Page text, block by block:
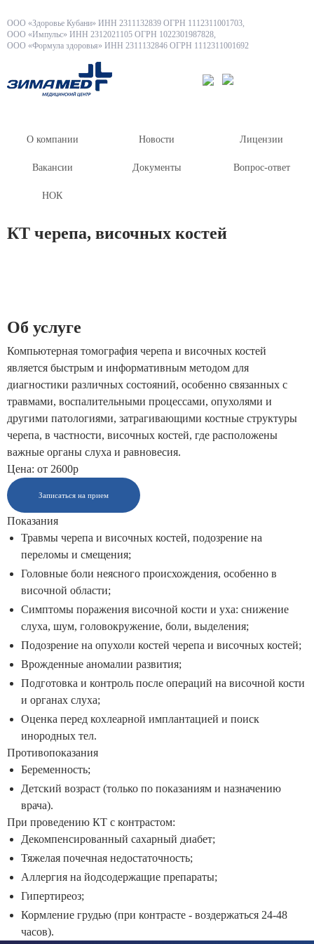
ООО «Здоровье Кубани» ИНН 2311132839 ОГРН 1112311001703,
ООО «Импульс» ИНН 2312021105 ОГРН 1022301987828,
ООО «Формула здоровья» ИНН 2311132846 ОГРН 1112311001692
О компании Новости Лицензии
Вакансии Документы Вопрос-ответ
НОК
КТ черепа, височных костей
Об услуге
Компьютерная томография черепа и височных костей
является быстрым и информативным методом для
диагностики различных состояний, особенно связанных с
травмами, воспалительными процессами, опухолями и
другими патологиями, затрагивающими костные структуры
черепа, в частности, височных костей, где расположены
важные органы слуха и равновесия.
Цена: от 2600р
Записаться на прием
Показания
Травмы черепа и височных костей, подозрение на
переломы и смещения;
Головные боли неясного происхождения, особенно в
височной области;
Симптомы поражения височной кости и уха: снижение
слуха, шум, головокружение, боли, выделения;
Подозрение на опухоли костей черепа и височных костей;
Врожденные аномалии развития;
Подготовка и контроль после операций на височной кости
и органах слуха;
Оценка перед кохлеарной имплантацией и поиск
инородных тел.
Противопоказания
Беременность;
Детский возраст (только по показаниям и назначению
врача).
При проведению КТ с контрастом:
Декомпенсированный сахарный диабет;
Тяжелая почечная недостаточность;
Аллергия на йодсодержащие препараты;
Гипертиреоз;
Кормление грудью (при контрасте - воздержаться 24-48
часов).